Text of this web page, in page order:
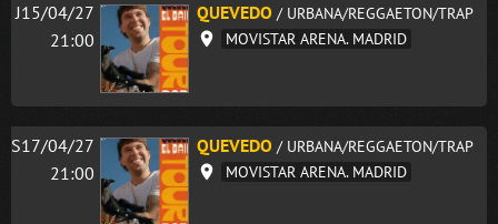
J15/04/27
21:00
QUEVEDO / URBANA/REGGAETON/TRAP
MOVISTAR ARENA. MADRID
S17/04/27
21:00
QUEVEDO / URBANA/REGGAETON/TRAP
MOVISTAR ARENA. MADRID